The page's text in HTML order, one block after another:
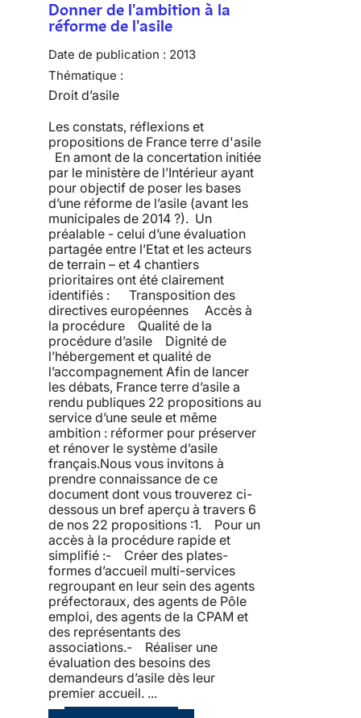
Donner de l'ambition à la
réforme de l'asile
Date de publication : 2013
Thématique :
Droit d’asile
Les constats, réflexions et
propositions de France terre d'asile
En amont de la concertation initiée
par le ministère de l’Intérieur ayant
pour objectif de poser les bases
d’une réforme de l’asile (avant les
municipales de 2014 ?). Un
préalable - celui d’une évaluation
partagée entre l’Etat et les acteurs
de terrain – et 4 chantiers
prioritaires ont été clairement
identifiés : Transposition des
directives européennes Accès à
la procédure Qualité de la
procédure d’asile Dignité de
l’hébergement et qualité de
l’accompagnement Afin de lancer
les débats, France terre d’asile a
rendu publiques 22 propositions au
service d’une seule et même
ambition : réformer pour préserver
et rénover le système d’asile
français.Nous vous invitons à
prendre connaissance de ce
document dont vous trouverez ci-
dessous un bref aperçu à travers 6
de nos 22 propositions :1. Pour un
accès à la procédure rapide et
simplifié :- Créer des plates-
formes d’accueil multi-services
regroupant en leur sein des agents
préfectoraux, des agents de Pôle
emploi, des agents de la CPAM et
des représentants des
associations.- Réaliser une
évaluation des besoins des
demandeurs d’asile dès leur
premier accueil. ...